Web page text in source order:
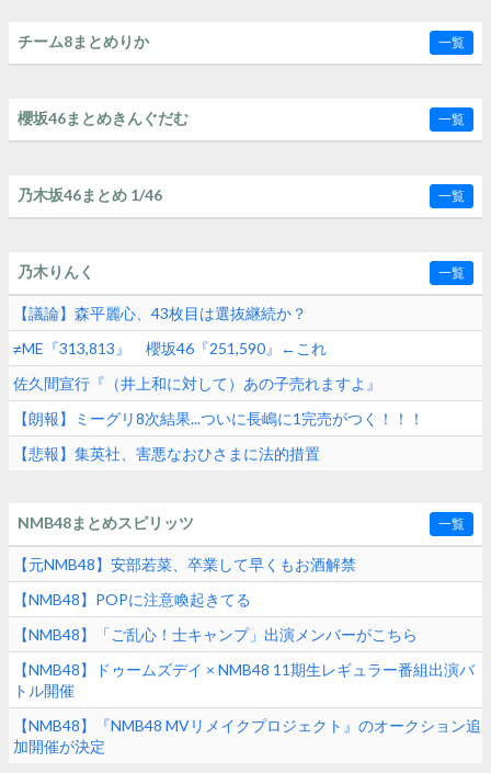
チーム8まとめりか 一覧
櫻坂46まとめきんぐだむ 一覧
乃木坂46まとめ 1/46 一覧
乃木りんく 一覧
【議論】森平麗心、43枚目は選抜継続か？
≠ME『313,813』 櫻坂46『251,590』←これ
佐久間宣行『（井上和に対して）あの子売れますよ』
【朗報】ミーグリ8次結果...ついに長嶋に1完売がつく！！！
【悲報】集英社、害悪なおひさまに法的措置
NMB48まとめスピリッツ 一覧
【元NMB48】安部若菜、卒業して早くもお酒解禁
【NMB48】POPに注意喚起きてる
【NMB48】「ご乱心！士キャンプ」出演メンバーがこちら
【NMB48】ドゥームズデイ × NMB48 11期生レギュラー番組出演バ
トル開催
【NMB48】『NMB48 MVリメイクプロジェクト』のオークション追
加開催が決定